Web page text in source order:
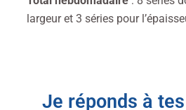
largeur et 3 séries pour
Je réponds à